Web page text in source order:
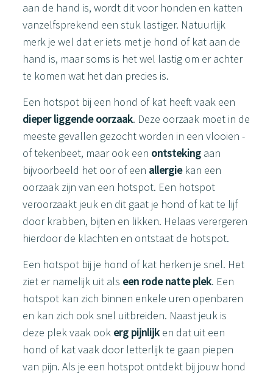
aan de hand is, wordt dit voor honden en katten
vanzelfsprekend een stuk lastiger. Natuurlijk
merk je wel dat er iets met je hond of kat aan de
hand is, maar soms is het wel lastig om er achter
te komen wat het dan precies is.
Een hotspot bij een hond of kat heeft vaak een
dieper liggende oorzaak. Deze oorzaak moet in de
meeste gevallen gezocht worden in een vlooien -
of tekenbeet, maar ook een ontstekingaan
bijvoorbeeld het oor of een allergiekan een
oorzaak zijn van een hotspot. Een hotspot
veroorzaakt jeuk en dit gaat je hond of kat te lijf
door krabben, bijten en likken. Helaas verergeren
hierdoor de klachten en ontstaat de hotspot.
Een hotspot bij je hond of kat herken je snel. Het
ziet er namelijk uit als een rode natte plek. Een
hotspot kan zich binnen enkele uren openbaren
en kan zich ook snel uitbreiden. Naast jeuk is
deze plek vaak ook erg pijnlijken dat uit een
hond of kat vaak door letterlijk te gaan piepen
van pijn. Als je een hotspot ontdekt bij jouw hond